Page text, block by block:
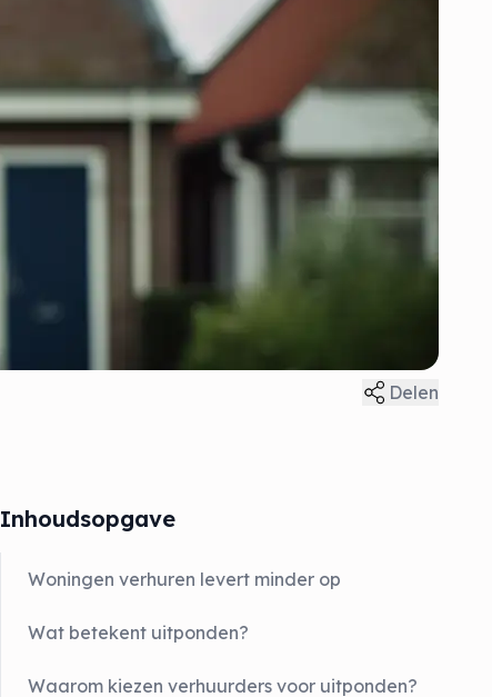
Delen
Inhoudsopgave
Woningen verhuren levert minder op
Wat betekent uitponden?
Waarom kiezen verhuurders voor uitponden?